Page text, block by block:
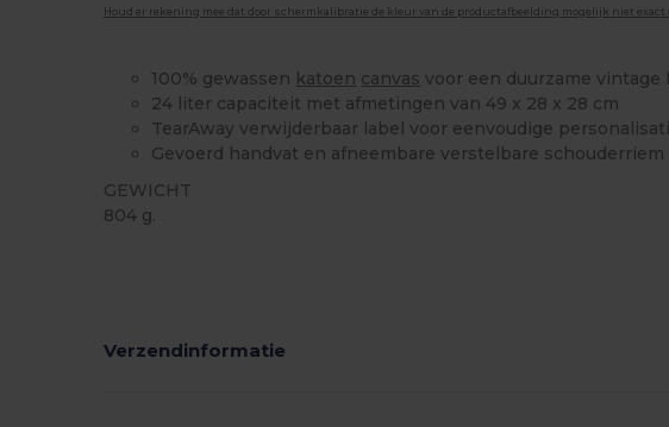
Houd er rekening mee dat door schermkalibratie de kleur van de productafbeelding mogelijk niet
100% gewassen katoen canvas voor een duurzame vintage
24 liter capaciteit met afmetingen van 49 x 28 x 28 cm
TearAway verwijderbaar label voor eenvoudige
Gevoerd handvat en afneembare verstelbare schouderriem
GEWICHT
804 g.
Verzendinformatie